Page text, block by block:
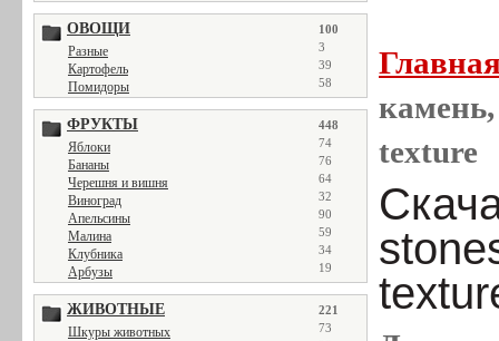
ОВОЩИ 100
Разные 3
Картофель 39
Помидоры 58
ФРУКТЫ 448
Яблоки 74
Бананы 76
Черешня и вишня 64
Виноград 32
Апельсины 90
Малина 59
Клубника 34
Арбузы 19
ЖИВОТНЫЕ 221
Шкуры животных 73
texture